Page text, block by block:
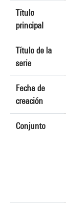
Título
principal
Título de la
serie
Fecha de
creación
Conjunto